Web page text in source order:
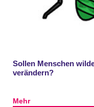
Sollen Menschen
verändern?
Mehr